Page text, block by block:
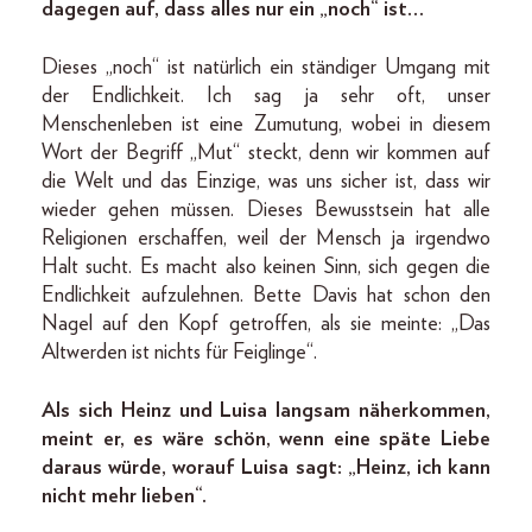
dagegen auf, dass alles nur ein „noch“ ist…
Dieses „noch“ ist natürlich ein ständiger Umgang mit
der Endlichkeit. Ich sag ja sehr oft, unser
Menschenleben ist eine Zumutung, wobei in diesem
Wort der Begriff „Mut“ steckt, denn wir kommen auf
die Welt und das Einzige, was uns sicher ist, dass wir
wieder gehen müssen. Dieses Bewusstsein hat alle
Religionen erschaffen, weil der Mensch ja irgendwo
Halt sucht. Es macht also keinen Sinn, sich gegen die
Endlichkeit aufzulehnen. Bette Davis hat schon den
Nagel auf den Kopf getroffen, als sie meinte: „Das
Altwerden ist nichts für Feiglinge“.
Als sich Heinz und Luisa langsam näherkommen,
meint er, es wäre schön, wenn eine späte Liebe
daraus würde, worauf Luisa sagt: „Heinz, ich kann
nicht mehr lieben“.